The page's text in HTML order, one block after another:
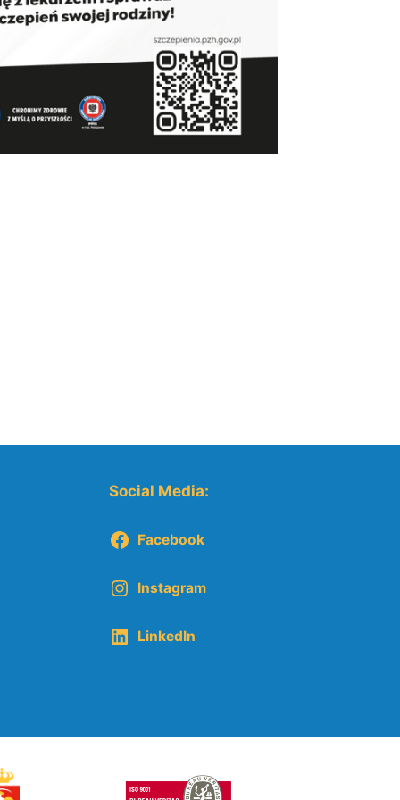
Social Media:
Facebook
Instagram
LinkedIn